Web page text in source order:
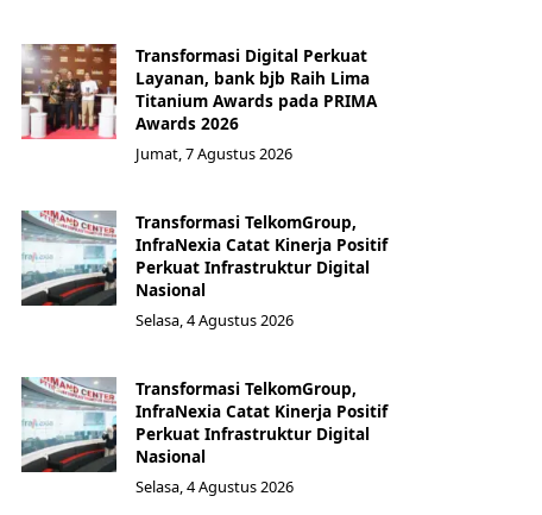
Transformasi Digital Perkuat
Layanan, bank bjb Raih Lima
Titanium Awards pada PRIMA
Awards 2026
Jumat, 7 Agustus 2026
Transformasi TelkomGroup,
InfraNexia Catat Kinerja Positif
Perkuat Infrastruktur Digital
Nasional
Selasa, 4 Agustus 2026
Transformasi TelkomGroup,
InfraNexia Catat Kinerja Positif
Perkuat Infrastruktur Digital
Nasional
Selasa, 4 Agustus 2026